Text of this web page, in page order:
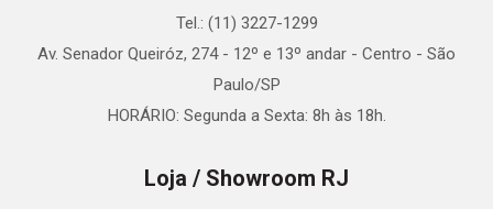
Tel.: (11) 3227-1299
Av. Senador Queiróz, 274 - 12º e 13º andar - Centro - São
Paulo/SP
HORÁRIO: Segunda a Sexta: 8h às 18h.
Loja / Showroom RJ